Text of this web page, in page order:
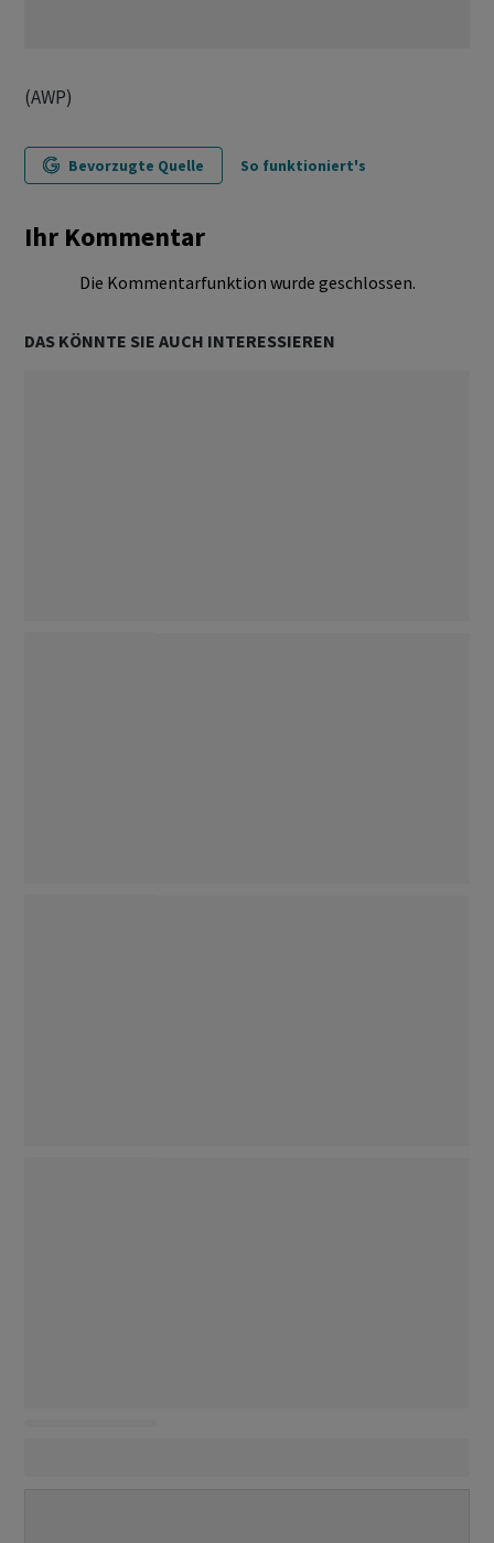
(AWP)
Bevorzugte Quelle So funktioniert's
Ihr Kommentar
Die Kommentarfunktion wurde geschlossen.
DAS KÖNNTE SIE AUCH INTERESSIEREN